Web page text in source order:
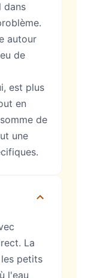
dans
autour
de
est plus
en
de
une
La
petits
l'eau